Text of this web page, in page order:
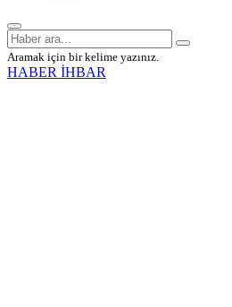
Aramak için bir kelime yazınız.
HABER İHBAR